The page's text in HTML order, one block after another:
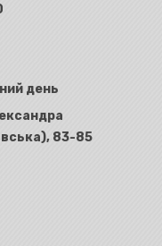
день
83-85